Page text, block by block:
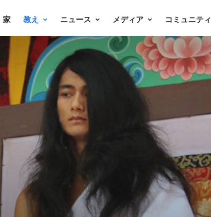
家 教え ニュース メディア コミュニティ